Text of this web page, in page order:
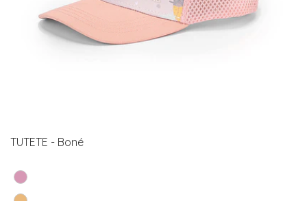
TUTETE - Boné